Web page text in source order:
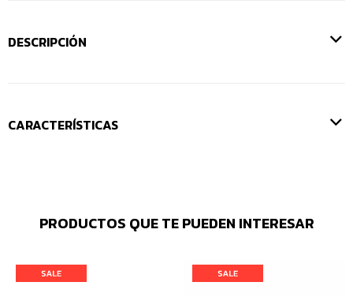
DESCRIPCIÓN
CARACTERÍSTICAS
PRODUCTOS QUE TE PUEDEN INTERESAR